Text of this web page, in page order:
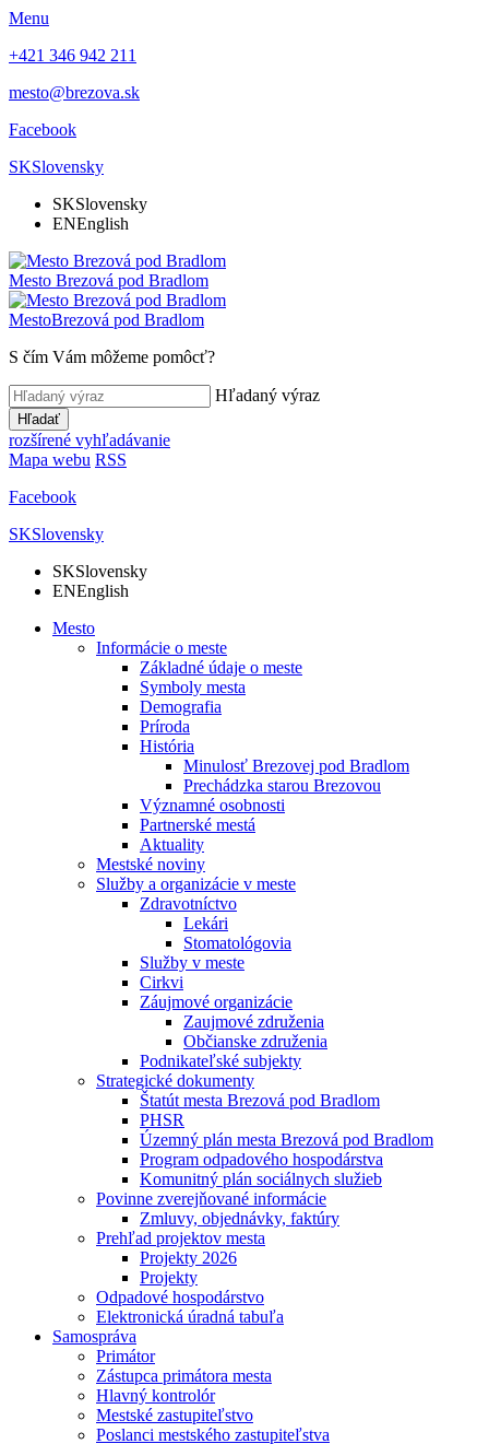
Menu
+421 346 942 211
mesto@brezova.sk
Facebook
SKSlovensky
SKSlovensky
ENEnglish
Mesto Brezová pod Bradlom
MestoBrezová pod Bradlom
S čím Vám môžeme pomôcť?
Hľadaný výraz
Hľadať
rozšírené vyhľadávanie
Mapa webu RSS
Facebook
SKSlovensky
SKSlovensky
ENEnglish
Mesto
Informácie o meste
Základné údaje o meste
Symboly mesta
Demografia
Príroda
História
Minulosť Brezovej pod Bradlom
Prechádzka starou Brezovou
Významné osobnosti
Partnerské mestá
Aktuality
Mestské noviny
Služby a organizácie v meste
Zdravotníctvo
Lekári
Stomatológovia
Služby v meste
Cirkvi
Záujmové organizácie
Zaujmové združenia
Občianske združenia
Podnikateľské subjekty
Strategické dokumenty
Štatút mesta Brezová pod Bradlom
PHSR
Územný plán mesta Brezová pod Bradlom
Program odpadového hospodárstva
Komunitný plán sociálnych služieb
Povinne zverejňované informácie
Zmluvy, objednávky, faktúry
Prehľad projektov mesta
Projekty 2026
Projekty
Odpadové hospodárstvo
Elektronická úradná tabuľa
Samospráva
Primátor
Zástupca primátora mesta
Hlavný kontrolór
Mestské zastupiteľstvo
Poslanci mestského zastupiteľstva